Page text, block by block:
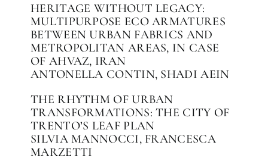
HERITAGE WITHOUT LEGACY:
MULTIPURPOSE ECO ARMATURES
BETWEEN URBAN FABRICS AND
METROPOLITAN AREAS, IN CASE
OF AHVAZ, IRAN
ANTONELLA CONTIN, SHADI AEIN
THE RHYTHM OF URBAN
TRANSFORMATIONS: THE CITY OF
TRENTO’S LEAF PLAN
SILVIA MANNOCCI, FRANCESCA
MARZETTI